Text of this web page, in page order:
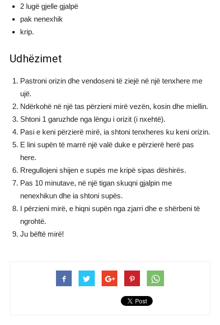
2 lugë gjelle gjalpë
pak nenexhik
krip.
Udhëzimet
Pastroni orizin dhe vendoseni të ziejë në një tenxhere me
ujë.
Ndërkohë në një tas përzieni mirë vezën, kosin dhe miellin.
Shtoni 1 garuzhde nga lëngu i orizit (i nxehtë).
Pasi e keni përzierë mirë, ia shtoni tenxheres ku keni orizin.
E lini supën të marrë një valë duke e përzierë herë pas
here.
Rregullojeni shijen e supës me kripë sipas dëshirës.
Pas 10 minutave, në një tigan skuqni gjalpin me
nenexhikun dhe ia shtoni supës.
I përzieni mirë, e hiqni supën nga zjarri dhe e shërbeni të
ngrohtë.
Ju bëftë mirë!